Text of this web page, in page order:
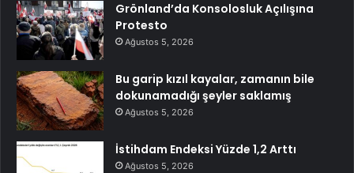
Grönland’da Konsolosluk Açılışına
Protesto
Ağustos 5, 2026
Bu garip kızıl kayalar, zamanın bile
dokunamadığı şeyler saklamış
Ağustos 5, 2026
İstihdam Endeksi Yüzde 1,2 Arttı
Ağustos 5, 2026